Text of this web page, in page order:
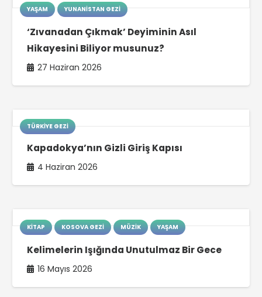
YAŞAM YUNANISTAN GEZI
‘Zıvanadan Çıkmak’ Deyiminin Asıl
Hikayesini Biliyor musunuz?
27 Haziran 2026
TÜRKIYE GEZI
Kapadokya’nın Gizli Giriş Kapısı
4 Haziran 2026
KITAP KOSOVA GEZI MÜZIK YAŞAM
Kelimelerin Işığında Unutulmaz Bir Gece
16 Mayıs 2026